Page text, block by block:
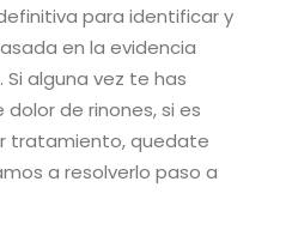
para identificar y
en la evidencia
alguna vez te has
de rinones, si es
tratamiento, quedate
a resolverlo paso a